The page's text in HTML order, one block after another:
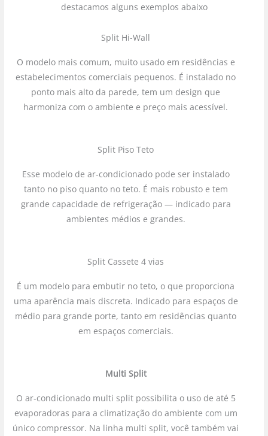
destacamos alguns exemplos abaixo
Split Hi-Wall
O modelo mais comum, muito usado em residências e
estabelecimentos comerciais pequenos. É instalado no
ponto mais alto da parede, tem um design que
harmoniza com o ambiente e preço mais acessível.
Split Piso Teto
Esse modelo de ar-condicionado pode ser instalado
tanto no piso quanto no teto. É mais robusto e tem
grande capacidade de refrigeração — indicado para
ambientes médios e grandes.
Split Cassete 4 vias
É um modelo para embutir no teto, o que proporciona
uma aparência mais discreta. Indicado para espaços de
médio para grande porte, tanto em residências quanto
em espaços comerciais.
Multi Split
O ar-condicionado multi split possibilita o uso de até 5
evaporadoras para a climatização do ambiente com um
único compressor. Na linha multi split, você também vai